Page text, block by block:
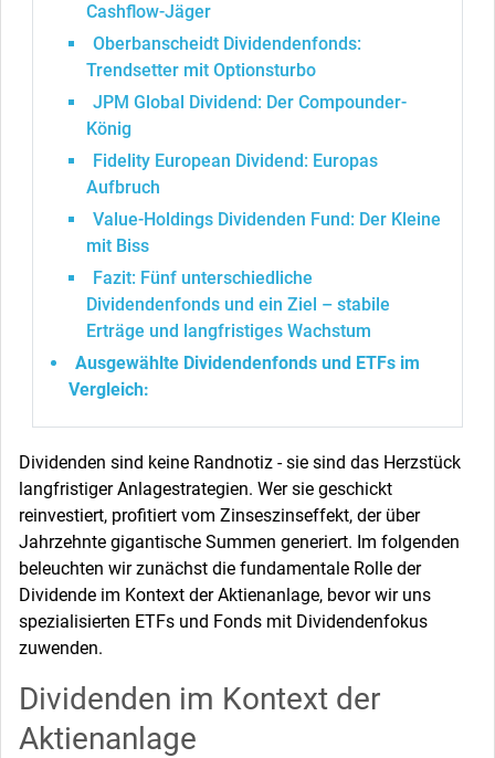
Cashflow-Jäger
Oberbanscheidt Dividendenfonds:
Trendsetter mit Optionsturbo
JPM Global Dividend: Der Compounder-
König
Fidelity European Dividend: Europas
Aufbruch
Value-Holdings Dividenden Fund: Der Kleine
mit Biss
Fazit: Fünf unterschiedliche
Dividendenfonds und ein Ziel – stabile
Erträge und langfristiges Wachstum
Ausgewählte Dividendenfonds und ETFs im
Vergleich:
Dividenden sind keine Randnotiz - sie sind das Herzstück
langfristiger Anlagestrategien. Wer sie geschickt
reinvestiert, profitiert vom Zinseszinseffekt, der über
Jahrzehnte gigantische Summen generiert. Im folgenden
beleuchten wir zunächst die fundamentale Rolle der
Dividende im Kontext der Aktienanlage, bevor wir uns
spezialisierten ETFs und Fonds mit Dividendenfokus
zuwenden.
Dividenden im Kontext der
Aktienanlage